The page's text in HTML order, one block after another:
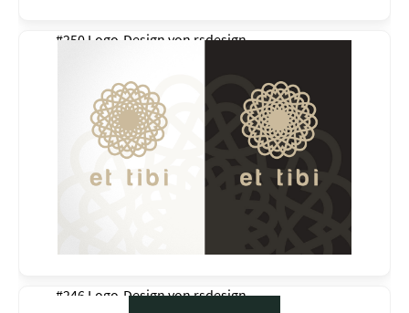
#250 Logo-Design von rsdesign
#246 Logo-Design vonrsdesign